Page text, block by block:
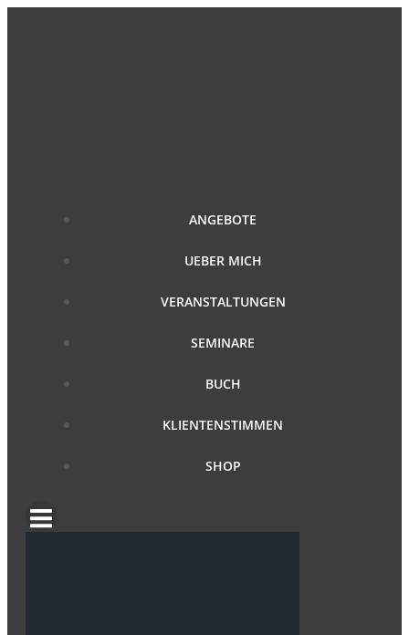
ANGEBOTE
UEBER MICH
VERANSTALTUNGEN
SEMINARE
BUCH
KLIENTENSTIMMEN
SHOP